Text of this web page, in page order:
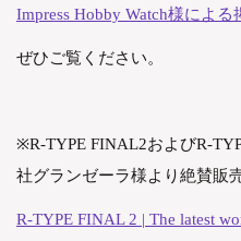
Impress Hobby Watch様による
ぜひご覧ください。
※R-TYPE FINAL2およびR-
社グランゼーラ様より絶賛販
R-TYPE FINAL 2 | The latest